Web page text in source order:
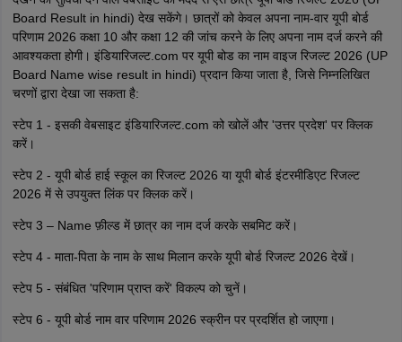
Board Result in hindi) देख सकेंगे। छात्रों को केवल अपना नाम-वार यूपी बोर्ड
परिणाम 2026 कक्षा 10 और कक्षा 12 की जांच करने के लिए अपना नाम दर्ज करने की
आवश्यकता होगी। इंडियारिजल्ट.com पर यूपी बोड का नाम वाइज रिजल्ट 2026 (UP
Board Name wise result in hindi) प्रदान किया जाता है, जिसे निम्नलिखित
चरणों द्वारा देखा जा सकता है:
स्टेप 1 - इसकी वेबसाइट इंडियारिजल्ट.com को खोलें और 'उत्तर प्रदेश' पर क्लिक
करें।
स्टेप 2 - यूपी बोर्ड हाई स्कूल का रिजल्ट 2026 या यूपी बोर्ड इंटरमीडिएट रिजल्ट
2026 में से उपयुक्त लिंक पर क्लिक करें।
स्टेप 3 – Name फ़ील्ड में छात्र का नाम दर्ज करके सबमिट करें।
स्टेप 4 - माता-पिता के नाम के साथ मिलान करके यूपी बोर्ड रिजल्ट 2026 देखें।
स्टेप 5 - संबंधित 'परिणाम प्राप्त करें' विकल्प को चुनें।
स्टेप 6 - यूपी बोर्ड नाम वार परिणाम 2026 स्क्रीन पर प्रदर्शित हो जाएगा।